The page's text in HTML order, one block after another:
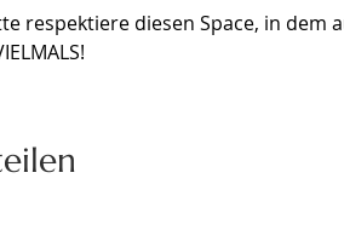
respektiere diesen Space, in dem